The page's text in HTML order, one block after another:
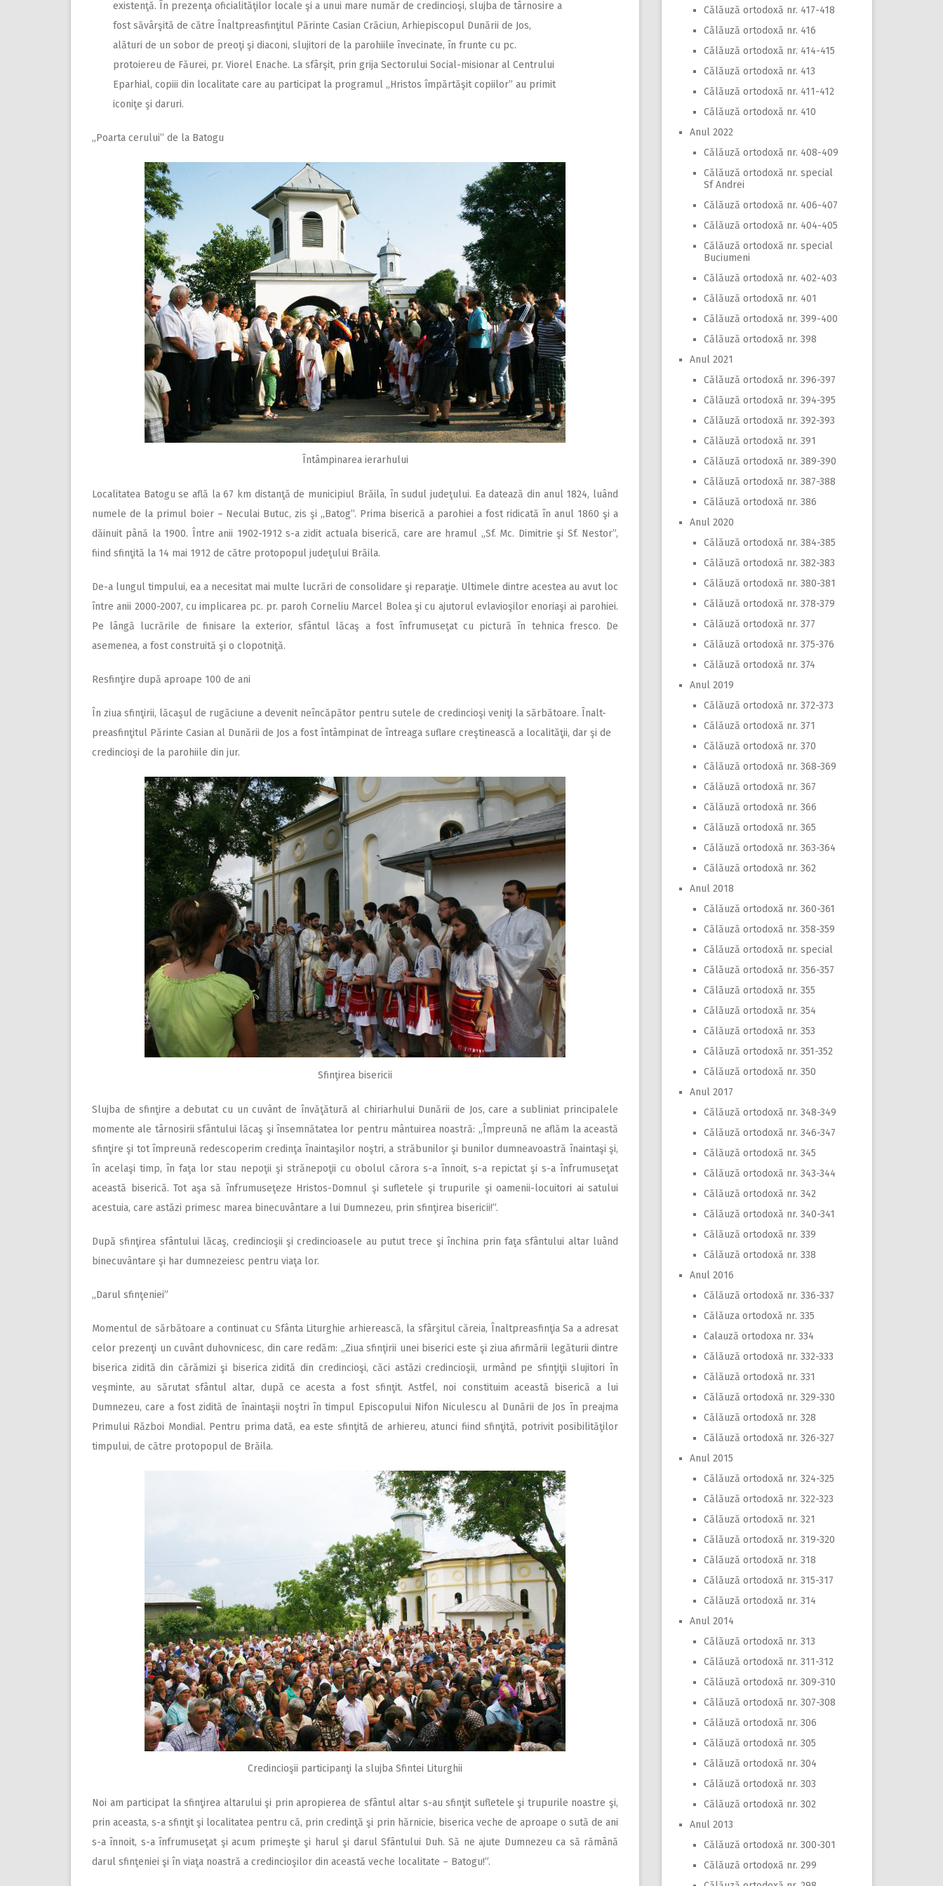
existenţă. În prezenţa oficialităţilor locale şi a unui mare număr de credincioşi, slujba de târnosire a
fost săvârşită de către Înaltpreasfinţitul Părinte Casian Crăciun, Arhiepiscopul Dunării de Jos,
alături de un sobor de preoţi şi diaconi, slujitori de la parohiile învecinate, în frunte cu pc.
protoiereu de Făurei, pr. Viorel Enache. La sfârşit, prin grija Sectorului Social-misionar al Centrului
Eparhial, copiii din localitate care au participat la programul „Hristos împărtăşit copiilor” au primit
iconiţe şi daruri.
„Poarta cerului” de la Batogu
Întâmpinarea ierarhului
Localitatea Batogu se află la 67 km distanţă de municipiul Brăila, în sudul judeţului. Ea datează din anul 1824, luând
numele de la primul boier – Neculai Butuc, zis şi ,,Batog”. Prima biserică a parohiei a fost ridicată în anul 1860 şi a
dăinuit până la 1900. Între anii 1902-1912 s-a zidit actuala biserică, care are hramul „Sf. Mc. Dimitrie şi Sf. Nestor”,
fiind sfinţită la 14 mai 1912 de către protopopul judeţului Brăila.
De-a lungul timpului, ea a necesitat mai multe lucrări de consolidare şi reparaţie. Ultimele dintre acestea au avut loc
între anii 2000-2007, cu implicarea pc. pr. paroh Corneliu Marcel Bolea şi cu ajutorul evlavioşilor enoriaşi ai parohiei.
Pe lângă lucrările de finisare la exterior, sfântul lăcaş a fost înfrumuseţat cu pictură în tehnica fresco. De
asemenea, a fost construită şi o clopotniţă.
Resfinţire după aproape 100 de ani
În ziua sfinţirii, lăcaşul de rugăciune a devenit neîncăpător pentru sutele de credincioşi veniţi la sărbătoare. Înalt-
preasfinţitul Părinte Casian al Dunării de Jos a fost întâmpinat de întreaga suflare creştinească a localităţii, dar şi de
credincioşi de la parohiile din jur.
Sfinţirea bisericii
Slujba de sfinţire a debutat cu un cuvânt de învăţătură al chiriarhului Dunării de Jos, care a subliniat principalele
momente ale târnosirii sfântului lăcaş şi însemnătatea lor pentru mântuirea noastră: „Împreună ne aflăm la această
sfinţire şi tot împreună redescoperim credinţa înaintaşilor noştri, a străbunilor şi bunilor dumneavoastră înaintaşi şi,
în acelaşi timp, în faţa lor stau nepoţii şi strănepoţii cu obolul cărora s-a înnoit, s-a repictat şi s-a înfrumuseţat
această biserică. Tot aşa să înfrumuseţeze Hristos-Domnul şi sufletele şi trupurile şi oamenii-locuitori ai satului
acestuia, care astăzi primesc marea binecuvântare a lui Dumnezeu, prin sfinţirea bisericii!”.
După sfinţirea sfântului lăcaş, credincioşii şi credincioasele au putut trece şi închina prin faţa sfântului altar luând
binecuvântare şi har dumnezeiesc pentru viaţa lor.
„Darul sfinţeniei”
Momentul de sărbătoare a continuat cu Sfânta Liturghie arhierească, la sfârşitul căreia, Înaltpreasfinţia Sa a adresat
celor prezenţi un cuvânt duhovnicesc, din care redăm: „Ziua sfinţirii unei biserici este şi ziua afirmării legăturii dintre
biserica zidită din cărămizi şi biserica zidită din credincioşi, căci astăzi credincioşii, urmând pe sfinţiţii slujitori în
veşminte, au sărutat sfântul altar, după ce acesta a fost sfinţit. Astfel, noi constituim această biserică a lui
Dumnezeu, care a fost zidită de înaintaşii noştri în timpul Episcopului Nifon Niculescu al Dunării de Jos în preajma
Primului Război Mondial. Pentru prima dată, ea este sfinţită de arhiereu, atunci fiind sfinţită, potrivit posibilităţilor
timpului, de către protopopul de Brăila.
Credincioşii participanţi la slujba Sfintei Liturghii
Noi am participat la sfinţirea altarului şi prin apropierea de sfântul altar s-au sfinţit sufletele şi trupurile noastre şi,
prin aceasta, s-a sfinţit şi localitatea pentru că, prin credinţă şi prin hărnicie, biserica veche de aproape o sută de ani
s-a înnoit, s-a înfrumuseţat şi acum primeşte şi harul şi darul Sfântului Duh. Să ne ajute Dumnezeu ca să rămână
darul sfinţeniei şi în viaţa noastră a credincioşilor din această veche localitate – Batogu!”.
Călăuză ortodoxă nr. 417-418
Călăuză ortodoxă nr. 416
Călăuză ortodoxă nr. 414-415
Călăuză ortodoxă nr. 413
Călăuză ortodoxă nr. 411-412
Călăuză ortodoxă nr. 410
Anul 2022
Călăuză ortodoxă nr. 408-409
Călăuză ortodoxă nr. special
Sf Andrei
Călăuză ortodoxă nr. 406-407
Călăuză ortodoxă nr. 404-405
Călăuză ortodoxă nr. special
Buciumeni
Călăuză ortodoxă nr. 402-403
Călăuză ortodoxă nr. 401
Călăuză ortodoxă nr. 399-400
Călăuză ortodoxă nr. 398
Anul 2021
Călăuză ortodoxă nr. 396-397
Călăuză ortodoxă nr. 394-395
Călăuză ortodoxă nr. 392-393
Călăuză ortodoxă nr. 391
Călăuză ortodoxă nr. 389-390
Călăuză ortodoxă nr. 387-388
Călăuză ortodoxă nr. 386
Anul 2020
Călăuză ortodoxă nr. 384-385
Călăuză ortodoxă nr. 382-383
Călăuză ortodoxă nr. 380-381
Călăuză ortodoxă nr. 378-379
Călăuză ortodoxă nr. 377
Călăuză ortodoxă nr. 375-376
Călăuză ortodoxă nr. 374
Anul 2019
Călăuză ortodoxă nr. 372-373
Călăuză ortodoxă nr. 371
Călăuză ortodoxă nr. 370
Călăuză ortodoxă nr. 368-369
Călăuză ortodoxă nr. 367
Călăuză ortodoxă nr. 366
Călăuză ortodoxă nr. 365
Călăuză ortodoxă nr. 363-364
Călăuză ortodoxă nr. 362
Anul 2018
Călăuză ortodoxă nr. 360-361
Călăuză ortodoxă nr. 358-359
Călăuză ortodoxă nr. special
Călăuză ortodoxă nr. 356-357
Călăuză ortodoxă nr. 355
Călăuză ortodoxă nr. 354
Călăuză ortodoxă nr. 353
Călăuză ortodoxă nr. 351-352
Călăuză ortodoxă nr. 350
Anul 2017
Călăuză ortodoxă nr. 348-349
Călăuză ortodoxă nr. 346-347
Călăuză ortodoxă nr. 345
Călăuză ortodoxă nr. 343-344
Călăuză ortodoxă nr. 342
Călăuză ortodoxă nr. 340-341
Călăuză ortodoxă nr. 339
Călăuză ortodoxă nr. 338
Anul 2016
Călăuză ortodoxă nr. 336-337
Călăuza ortodoxă nr. 335
Calauză ortodoxa nr. 334
Călăuză ortodoxă nr. 332-333
Călăuză ortodoxă nr. 331
Călăuză ortodoxă nr. 329-330
Călăuză ortodoxă nr. 328
Călăuză ortodoxă nr. 326-327
Anul 2015
Călăuză ortodoxă nr. 324-325
Călăuză ortodoxă nr. 322-323
Călăuză ortodoxă nr. 321
Călăuză ortodoxă nr. 319-320
Călăuză ortodoxă nr. 318
Călăuză ortodoxă nr. 315-317
Călăuză ortodoxă nr. 314
Anul 2014
Călăuză ortodoxă nr. 313
Călăuză ortodoxă nr. 311-312
Călăuză ortodoxă nr. 309-310
Călăuză ortodoxă nr. 307-308
Călăuză ortodoxă nr. 306
Călăuză ortodoxă nr. 305
Călăuză ortodoxă nr. 304
Călăuză ortodoxă nr. 303
Călăuză ortodoxă nr. 302
Anul 2013
Călăuză ortodoxă nr. 300-301
Călăuză ortodoxă nr. 299